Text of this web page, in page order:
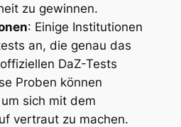
zu gewinnen.
: Einige Institutionen
an, die genau das
DaZ-Tests
Proben können
sich mit dem
vertraut zu machen.